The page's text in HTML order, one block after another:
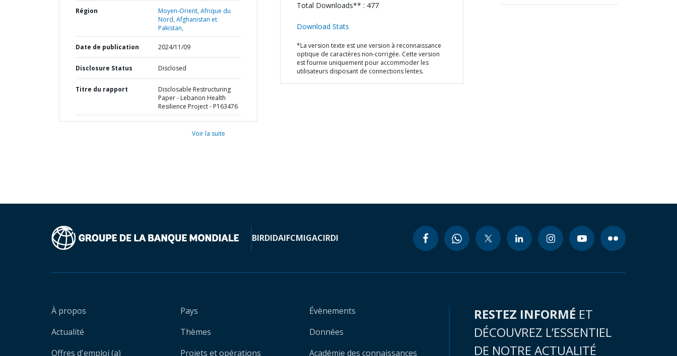
Région
Moyen-Orient, Afrique du
Nord, Afghanistan et
Pakistan,
Date de publication 2024/11/09
Disclosure Status Disclosed
Titre du rapport
Disclosable Restructuring
Paper - Lebanon Health
Resilience Project - P163476
Voir la suite
Total Downloads** : 477
Download Stats
*La version texte est une version à reconnaissance
optique de caractères non-corrigée. Cette version
est fournie uniquement pour accommoder les
utilisateurs disposant de connections lentes.
BIRDIDAIFCMIGACIRDI
À propos
Actualité
Offres d'emploi (a)
Pays
Thèmes
Projets et opérations
Évènements
Données
Académie des connaissances
RESTEZ INFORMÉ ET
DÉCOUVREZ L’ESSENTIEL
DE NOTRE ACTUALITÉ